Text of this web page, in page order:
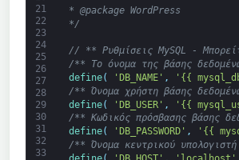
21
22
23
24
25
26
27
28
29
30
31
32
33
* @package WordPress
*/
// ** Ρυθμίσεις MySQL -
/** Το όνομα της βάσης
define( 'DB_NAME' , '{{
/** Όνομα χρήστη βάσης
define( 'DB_USER' , '{{
/** Κωδικός πρόσβασης βάσης
define( 'DB_PASSWORD' , '{{
/** Όνομα κεντρικού υπολογιστή